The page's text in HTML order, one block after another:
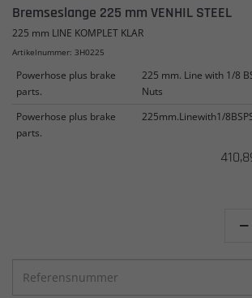
Bremseslange 225 mm VENHIL STEEL
225 mm LINE KOMPLET KLAR
Artikelnummer: 3H0225
Powerhose plus brake
parts.
225 mm. Line with 1/8
Nuts
Powerhose plus brake
parts.
225mm.Linewith1/
